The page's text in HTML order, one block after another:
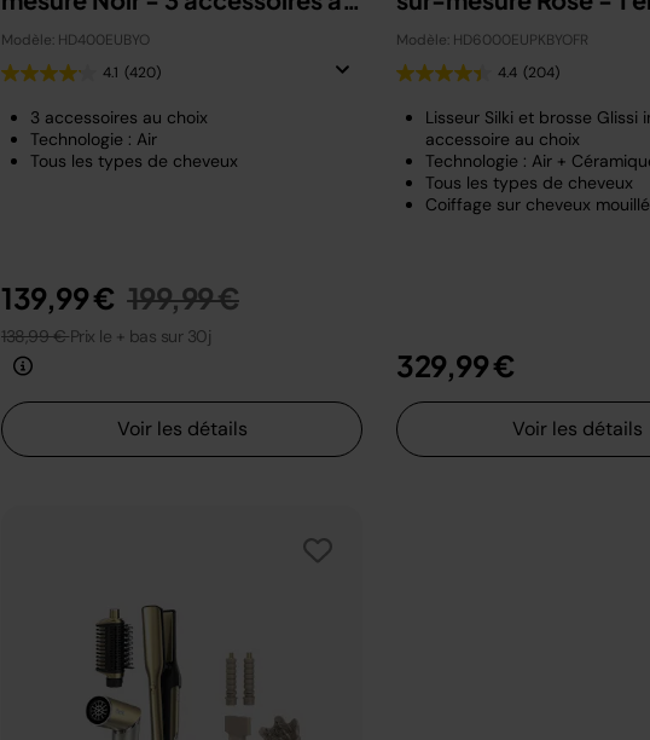
choix
Modèle: HD400EUBYO
4.1 (420)
3 accessoires au choix
Technologie : Air
Tous les types de cheveux
139,99 € Prix réduit de
199,99 €au
138,99 €Prix le + bas sur 30j
Voir les détails
choix
Modèle: HD6000EUPKBYOFR
4.4 (204)
Lisseur Silki et brosse Glissi
accessoire au choix
Technologie : Air +
Tous les types de cheveux
Coiffage sur cheveux
329,99 €
Voir les détails